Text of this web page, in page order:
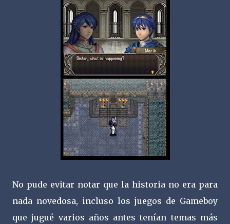
No pude evitar notar que la historia no era para
nada novedosa, incluso los juegos de Gameboy
que jugué varios años antes tenían temas más